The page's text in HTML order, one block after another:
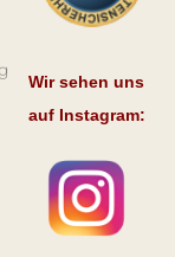
Wir sehen uns
auf Instagram: